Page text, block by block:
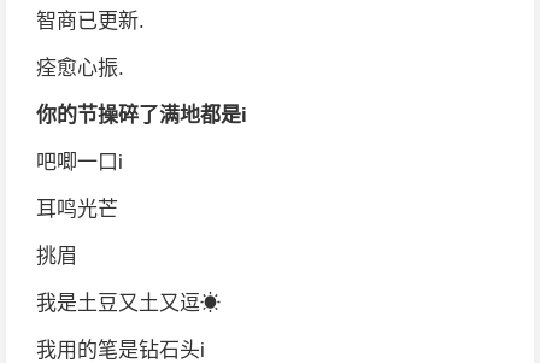
智商已更新.
痊愈心振.
你的节操碎了满地都是i
吧唧一口i
耳鸣光芒
挑眉
我是土豆又土又逗☀
我用的笔是钻石头i